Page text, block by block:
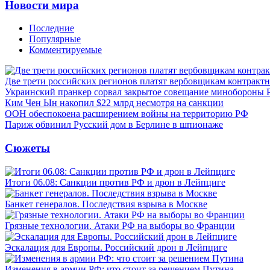
Новости мира
Последние
Популярные
Комментируемые
Две трети российских регионов платят вербовщикам
Украинский пранкер сорвал закрытое совещание минобороны
Ким Чен Ын накопил $22 млрд несмотря на санкции
ООН обеспокоена расширением войны на территорию РФ
Париж обвинил Русский дом в Берлине в шпионаже
Сюжеты
Итоги 06.08: Санкции против РФ и дрон в Лейпциге
Банкет генералов. Последствия взрыва в Москве
Грязные технологии. Атаки РФ на выборы во Франции
Эскалация для Европы. Российский дрон в Лейпциге